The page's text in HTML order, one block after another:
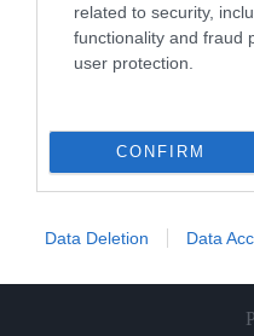
related to security,
functionality and fraud
user protection.
CONFIRM
Data Deletion Data